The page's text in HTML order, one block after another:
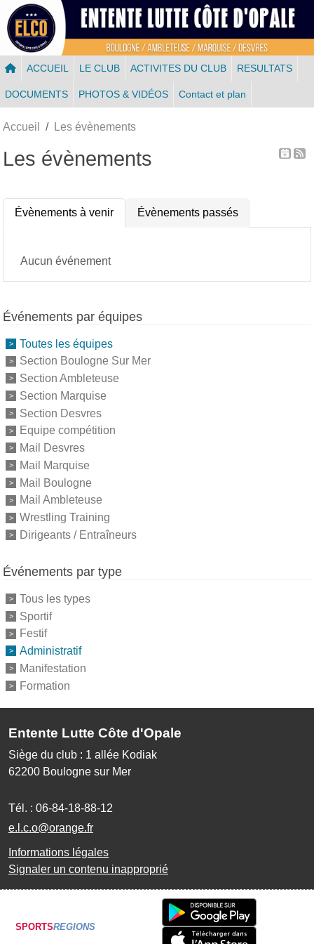
ACCUEIL LE CLUB ACTIVITES DU CLUB RESULTATS
DOCUMENTS PHOTOS & VIDÉOS Contact et plan
Accueil Les évènements
Les évènements
Évènements à venir Évènements passés
Aucun événement
Événements par équipes
Toutes les équipes
Section Boulogne Sur Mer
Section Ambleteuse
Section Marquise
Section Desvres
Equipe compétition
Mail Desvres
Mail Marquise
Mail Boulogne
Mail Ambleteuse
Wrestling Training
Dirigeants / Entraîneurs
Événements par type
Tous les types
Sportif
Festif
Administratif
Manifestation
Formation
Entente Lutte Côte d'Opale
Siège du club : 1 allée Kodiak
62200 Boulogne sur Mer
Tél. : 06-84-18-88-12
e.l.c.o@orange.fr
Informations légales
Signaler un contenu inapproprié
SPORTSREGIONS
Panneau de gestion des cookies